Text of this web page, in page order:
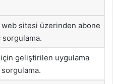
web sitesi üzerinden abone
geliştirilen uygulama